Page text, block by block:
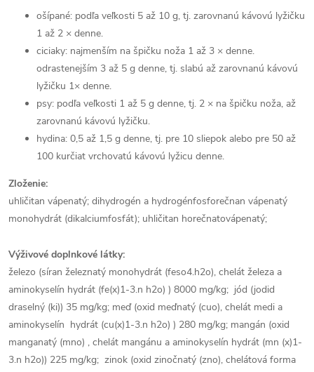
ošípané: podľa veľkosti 5 až 10 g, tj. zarovnanú kávovú lyžičku
1 až 2 × denne.
ciciaky: najmenším na špičku noža 1 až 3 × denne.
odrastenejším 3 až 5 g denne, tj. slabú až zarovnanú kávovú
lyžičku 1× denne.
psy: podľa veľkosti 1 až 5 g denne, tj. 2 × na špičku noža, až
zarovnanú kávovú lyžičku.
hydina: 0,5 až 1,5 g denne, tj. pre 10 sliepok alebo pre 50 až
100 kurčiat vrchovatú kávovú lyžicu denne.
Zloženie:
uhličitan vápenatý; dihydrogén a hydrogénfosforečnan vápenatý
monohydrát (dikalciumfosfát); uhličitan horečnatovápenatý;
Výživové doplnkové látky:
železo (síran železnatý monohydrát (feso4.h2o), chelát železa a
aminokyselín hydrát (fe(x)1-3.n h2o) ) 8000 mg/kg; jód (jodid
draselný (ki)) 35 mg/kg; meď (oxid meďnatý (cuo), chelát medi a
aminokyselín hydrát (cu(x)1-3.n h2o) ) 280 mg/kg; mangán (oxid
manganatý (mno) , chelát mangánu a aminokyselín hydrát (mn (x)1-
3.n h2o)) 225 mg/kg; zinok (oxid zinočnatý (zno), chelátová forma